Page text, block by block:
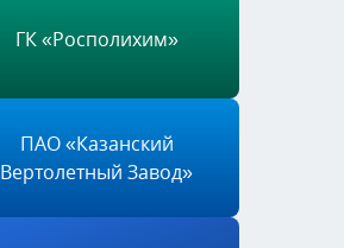
ГК «Росполихим»
ПАО «Казанский
Вертолетный Завод»